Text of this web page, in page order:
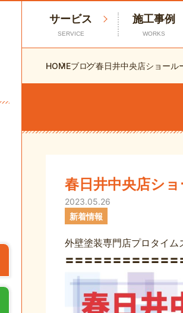
サービス
SERVICE
施工事例
WORKS
HOMEブログ春日井中央店ショール
春日井中央店シ
2023.05.26
新着情報
外壁塗装専門店プロタイム